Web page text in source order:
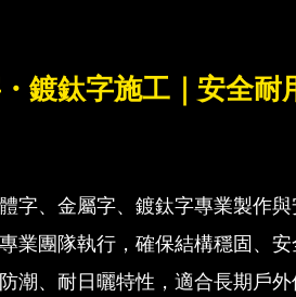
鍍鈦字施工｜安全耐
字、金屬字、鍍鈦字專業製作
業團隊執行，確保結構穩固、
潮、耐日曬特性，適合長期戶